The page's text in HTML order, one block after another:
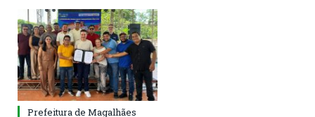
Prefeitura de Magalhães